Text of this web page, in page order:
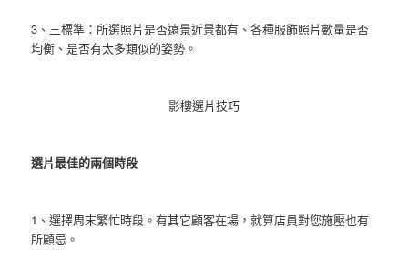
3、三標準：所選照片是否遠景近景都有、各種服飾照片數量是否
均衡、是否有太多類似的姿勢。
影樓選片技巧
選片最佳的兩個時段
1、選擇周末繁忙時段。有其它顧客在場，就算店員對您施壓也有
所顧忌。